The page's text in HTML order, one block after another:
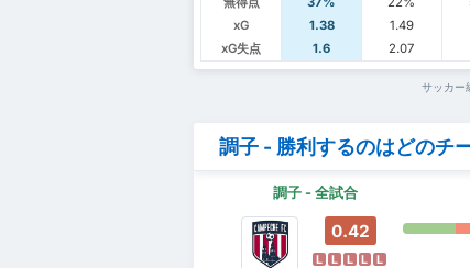
xG
1.38 1.49
xG失点
1.6 2.07
サッカー
調子 - 勝利するのはどのチ
調子 - 全試合
0.42
L L L L L